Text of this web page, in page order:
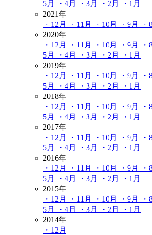
5月
・4月 ・3月 ・2月
・1月
2021年
・12月
・11月 ・10月 ・9月 ・
2020年
・12月
・11月 ・10月 ・9月 ・
5月
・4月 ・3月 ・2月
・1月
2019年
・12月
・11月 ・10月 ・9月 ・
5月
・4月 ・3月 ・2月
・1月
2018年
・12月
・11月 ・10月 ・9月 ・
5月
・4月 ・3月 ・2月
・1月
2017年
・12月
・11月 ・10月 ・9月 ・
5月
・4月 ・3月 ・2月
・1月
2016年
・12月
・11月 ・10月 ・9月 ・
5月
・4月 ・3月 ・2月
・1月
2015年
・12月
・11月 ・10月 ・9月 ・
5月
・4月 ・3月 ・2月
・1月
2014年
・12月